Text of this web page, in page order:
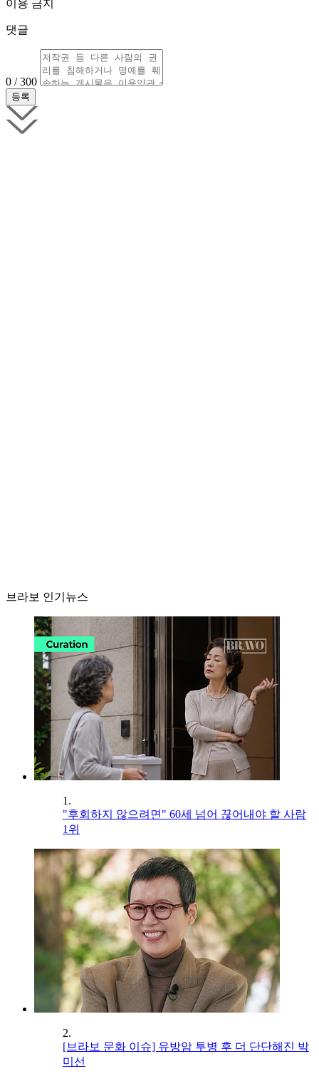
이용 금지
댓글
0 / 300
브라보 인기뉴스
1.
"후회하지 않으려면" 60세 넘어 끊어내야 할 사람
1위
2.
[브라보 문화 이슈] 유방암 투병 후 더 단단해진 박
미선